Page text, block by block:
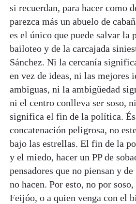
si recuerdan, para hacer como
parezca más un abuelo de
es el único que puede salvar la
bailoteo y de la carcajada
Sánchez. Ni la cercanía
en vez de ideas, ni las mejores
ambiguas, ni la ambigüedad
ni el centro conlleva ser soso,
significa el fin de la política.
concatenación peligrosa, no
bajo las estrellas. El fin de la
y el miedo, hacer un PP de
pensadores que no piensan y
no hacen. Por esto, no por soso,
Feijóo, o a quien venga con el